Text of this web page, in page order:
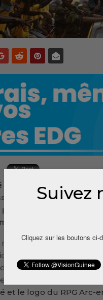
officiel rendu public
du Peuple
face à ce
à la base’’.
rédaction a
des ‘’secrétaires
la jeunesse, dans le
au CNRD en
le logo du RPG Arc-
Suivez
Cliquez sur les boutons ci-